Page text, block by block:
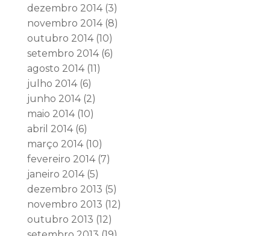
dezembro 2014(3)
novembro 2014(8)
outubro 2014(10)
setembro 2014(6)
agosto 2014(11)
julho 2014(6)
junho 2014(2)
maio 2014(10)
abril 2014(6)
março 2014(10)
fevereiro 2014(7)
janeiro 2014(5)
dezembro 2013 (5)
novembro 2013 (12)
outubro 2013 (12)